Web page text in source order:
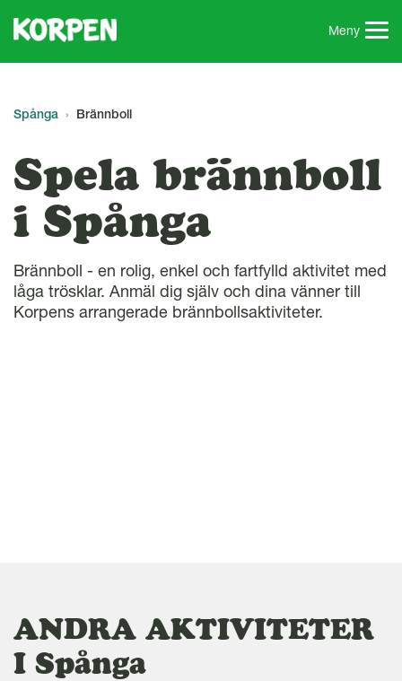
Meny
Spånga Brännboll
Spela brännboll
i Spånga
Brännboll - en rolig, enkel och fartfylld aktivitet med
låga trösklar. Anmäl dig själv och dina vänner till
Korpens arrangerade brännbollsaktiviteter.
ANDRA AKTIVITETER
I Spånga